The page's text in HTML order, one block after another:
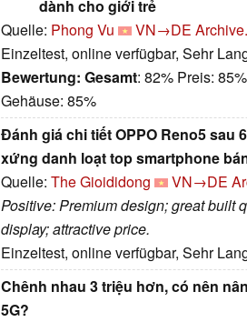
dành cho giới trẻ
Quelle: Phong Vu VN→DE
Einzeltest, online verfügbar, Sehr
Bewertung: Gesamt: 82% Preis:
Gehäuse: 85%
Đánh giá chi tiết OPPO Reno5
xứng danh loạt top smartphone
Quelle: The Gioididong VN→DE
Positive: Premium design; great built
display; attractive price.
Einzeltest, online verfügbar, Sehr
Chênh nhau 3 triệu hơn, có nên
5G?